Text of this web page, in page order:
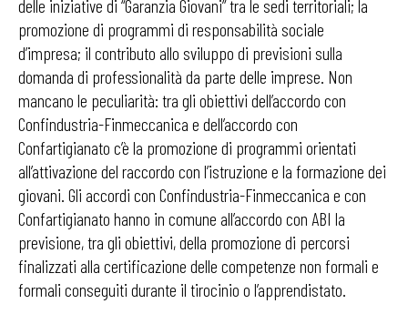
delle iniziative di “Garanzia Giovani” tra le sedi territoriali; la
promozione di programmi di responsabilità sociale
d’impresa; il contributo allo sviluppo di previsioni sulla
domanda di professionalità da parte delle imprese. Non
mancano le peculiarità: tra gli obiettivi dell’accordo con
Confindustria-Finmeccanica e dell’accordo con
Confartigianato c’è la promozione di programmi orientati
all’attivazione del raccordo con l’istruzione e la formazione dei
giovani. Gli accordi con Confindustria-Finmeccanica e con
Confartigianato hanno in comune all’accordo con ABI la
previsione, tra gli obiettivi, della promozione di percorsi
finalizzati alla certificazione delle competenze non formali e
formali conseguiti durante il tirocinio o l’apprendistato.